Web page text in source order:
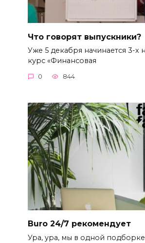
Что говорят выпускники?
Уже 5 декабря начинается 3-х
курс «Финансовая
0 844
Buro 24/7 рекомендует
Ура, ура, мы в одной